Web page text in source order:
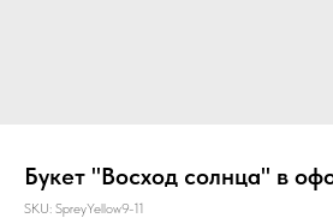
Букет "Восход солнца" в
SKU: SpreyYellow9-11